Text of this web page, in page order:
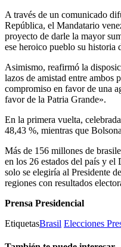
A través de un comunicado
República, el Mandatario
proyecto de darle la mayor
ese heroico pueblo su historia
Asimismo, reafirmó la
lazos de amistad entre ambos
compromiso en favor de una
favor de la Patria Grande».
En la primera vuelta,
48,43 %, mientras que
Más de 156 millones de
en los 26 estados del país y
solo se elegiría al Presidente
regiones con resultados
Prensa Presidencial
EtiquetasBrasil Elecciones